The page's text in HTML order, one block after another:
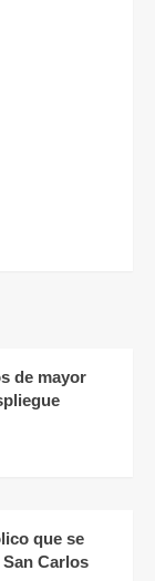
de mayor
que se
Carlos